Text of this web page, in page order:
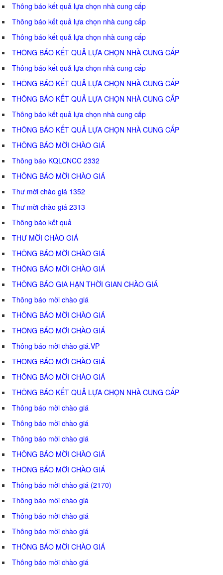
Thông báo kết quả lựa chọn nhà cung cấp
Thông báo kết quả lựa chọn nhà cung cấp
Thông báo kết quả lựa chọn nhà cung cấp
THÔNG BÁO KẾT QUẢ LỰA CHỌN NHÀ CUNG CẤP
Thông báo kết quả lựa chọn nhà cung cấp
THÔNG BÁO KẾT QUẢ LỰA CHỌN NHÀ CUNG CẤP
THÔNG BÁO KẾT QUẢ LỰA CHỌN NHÀ CUNG CẤP
Thông báo kết quả lựa chọn nhà cung cấp
THÔNG BÁO KẾT QUẢ LỰA CHỌN NHÀ CUNG CẤP
THÔNG BÁO MỜI CHÀO GIÁ
Thông báo KQLCNCC 2332
THÔNG BÁO MỜI CHÀO GIÁ
Thư mời chào giá 1352
Thư mời chào giá 2313
Thông báo kết quả
THƯ MỜI CHÀO GIÁ
THÔNG BÁO MỜI CHÀO GIÁ
THÔNG BÁO MỜI CHÀO GIÁ
THÔNG BÁO GIA HẠN THỜI GIAN CHÀO GIÁ
Thông báo mời chào giá
THÔNG BÁO MỜI CHÀO GIÁ
THÔNG BÁO MỜI CHÀO GIÁ
Thông báo mời chào giá.VP
THÔNG BÁO MỜI CHÀO GIÁ
THÔNG BÁO MỜI CHÀO GIÁ
THÔNG BÁO KẾT QUẢ LỰA CHỌN NHÀ CUNG CẤP
Thông báo mời chào giá
Thông báo mời chào giá
Thông báo mời chào giá
THÔNG BÁO MỜI CHÀO GIÁ
THÔNG BÁO MỜI CHÀO GIÁ
Thông báo mời chào giá (2170)
Thông báo mời chào giá
Thông báo mời chào giá
Thông báo mời chào giá
THÔNG BÁO MỜI CHÀO GIÁ
Thông báo mời chào giá